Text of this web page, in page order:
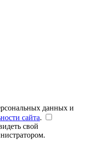
данных и
сайта.
свой